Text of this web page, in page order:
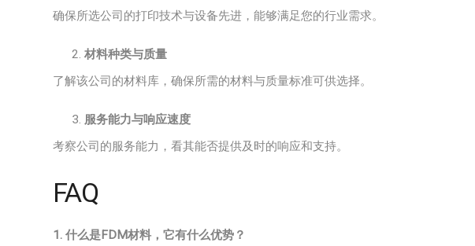
确保所选公司的打印技术与设备先进，能够满足您的行业需求。
材料种类与质量
了解该公司的材料库，确保所需的材料与质量标准可供选择。
服务能力与响应速度
考察公司的服务能力，看其能否提供及时的响应和支持。
FAQ
1. 什么是FDM材料，它有什么优势？